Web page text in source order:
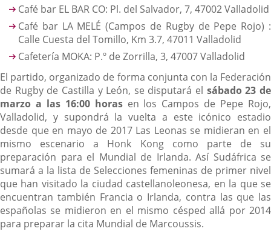
Café bar EL BAR CO: Pl. del Salvador, 7, 47002 Valladolid
Café bar LA MELÉ (Campos de Rugby de Pepe Rojo) :
Calle Cuesta del Tomillo, Km 3.7, 47011 Valladolid
Cafetería MOKA: P.º de Zorrilla, 3, 47007 Valladolid
El partido, organizado de forma conjunta con la Federación
de Rugby de Castilla y León, se disputará el sábado 23 de
marzo a las 16:00 horasen los Campos de Pepe Rojo,
Valladolid, y supondrá la vuelta a este icónico estadio
desde que en mayo de 2017 Las Leonas se midieran en el
mismo escenario a Honk Kong como parte de su
preparación para el Mundial de Irlanda. Así Sudáfrica se
sumará a la lista de Selecciones femeninas de primer nivel
que han visitado la ciudad castellanoleonesa, en la que se
encuentran también Francia o Irlanda, contra las que las
españolas se midieron en el mismo césped allá por 2014
para preparar la cita Mundial de Marcoussis.